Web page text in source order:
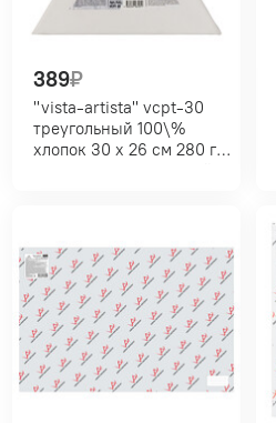
389₽
"vista-artista" vcpt-30
треугольный 100\%
хлопок 30 х 26 см 280 г/